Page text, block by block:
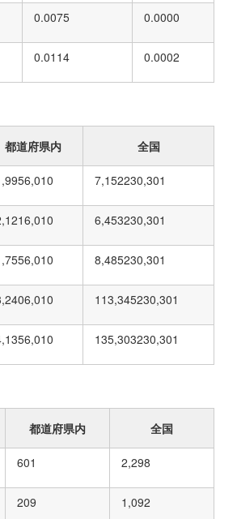
0.0075 0.0000
0.0114 0.0002
都道府県内 全国
6,010 7,152230,301
6,010 6,453230,301
6,010 8,485230,301
6,010 113,345230,301
6,010 135,303230,301
都道府県内 全国
601 2,298
209 1,092